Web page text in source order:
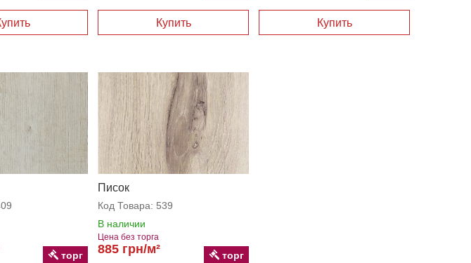
торг
Писок
Код Товара: 539
В наличии
Цена без торга
885 грн/м² торг